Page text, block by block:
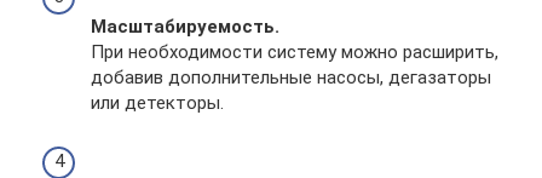
Масштабируемость.
При необходимости систему можно расширить,
добавив дополнительные насосы, дегазаторы
или детекторы.